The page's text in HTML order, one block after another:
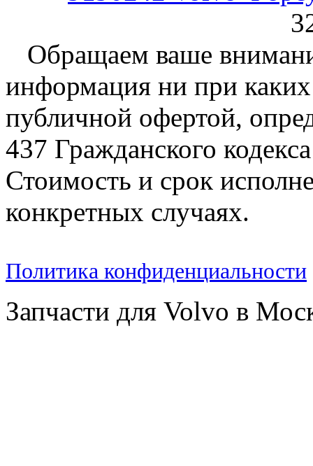
Обращаем ваше
информация ни при каких
публичной офертой,
437 Гражданского
Стоимость и срок
конкретных случаях.
Политика конфиденциальности
Запчасти для Volvo в